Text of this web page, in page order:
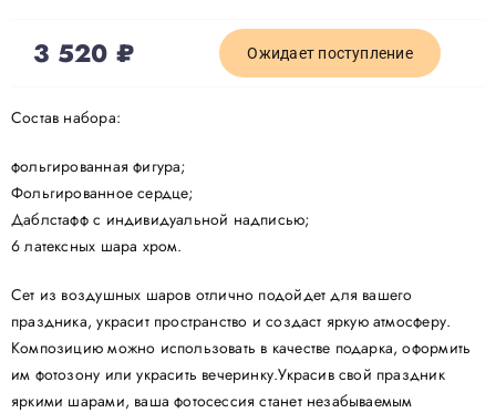
3 520 ₽ Ожидает поступление
Состав набора:
фольгированная фигура;
Фольгированное сердце;
Даблстафф с индивидуальной надписью;
6 латексных шара хром.
Сет из воздушных шаров отлично подойдет для вашего
праздника, украсит пространство и создаст яркую атмосферу.
Композицию можно использовать в качестве подарка, оформить
им фотозону или украсить вечеринку.Украсив свой праздник
яркими шарами, ваша фотосессия станет незабываемым